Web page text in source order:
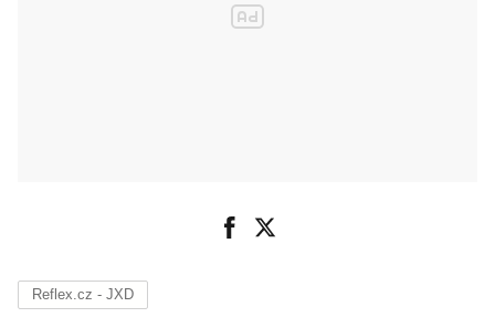
Reflex.cz - JXD